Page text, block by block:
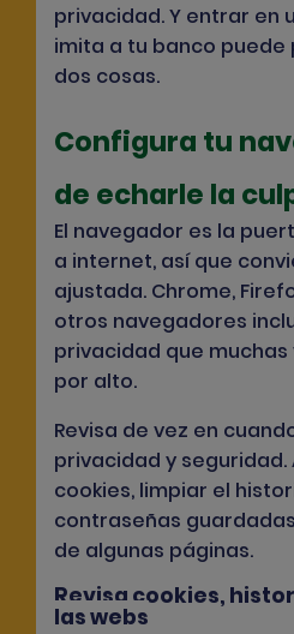
privacidad. Y entrar en
imita a tu banco puede
dos cosas.
Configura tu
de echarle la
El navegador es la
a internet, así que
ajustada. Chrome,
otros navegadores
privacidad que
por alto.
Revisa de vez en
privacidad y
cookies, limpiar el
contraseñas
de algunas páginas.
Revisa cookies,
las webs